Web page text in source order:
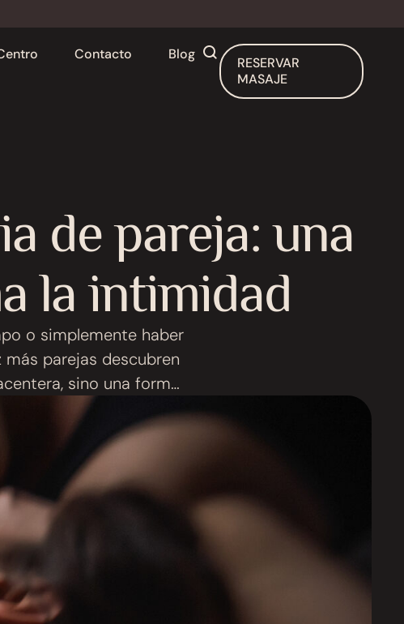
Contacto Blog
RESERVAR
MASAJE
de pareja: una
la intimidad
o simplemente haber
parejas descubren
sino una forma
volver a …